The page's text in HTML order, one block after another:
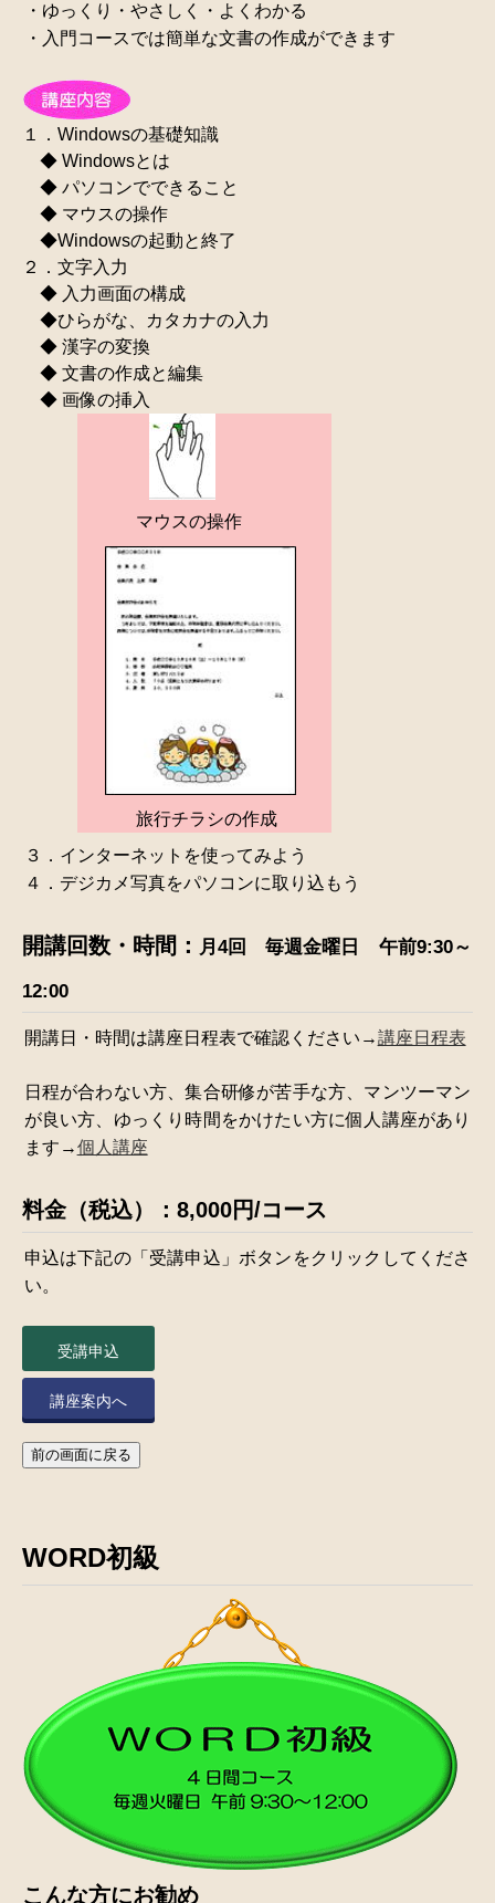
・ゆっくり・やさしく・よくわかる
・入門コースでは簡単な文書の作成ができます
１．Windowsの基礎知識
◆ Windowsとは
◆ パソコンでできること
◆ マウスの操作
◆Windowsの起動と終了
２．文字入力
◆ 入力画面の構成
◆ひらがな、カタカナの入力
◆ 漢字の変換
◆ 文書の作成と編集
◆ 画像の挿入
マウスの操作
旅行チラシの作成
３．インターネットを使ってみよう
４．デジカメ写真をパソコンに取り込もう
開講回数・時間： 月4回 毎週金曜日 午前9:30～
12:00
開講日・時間は講座日程表で確認ください→講座日程表
日程が合わない方、集合研修が苦手な方、マンツーマン
が良い方、ゆっくり時間をかけたい方に個人講座があり
ます→個人講座
料金（税込）：8,000円/コース
申込は下記の「受講申込」ボタンをクリックしてくださ
い。
受講申込
講座案内へ
前の画面に戻る
WORD初級
こんな方にお勧め